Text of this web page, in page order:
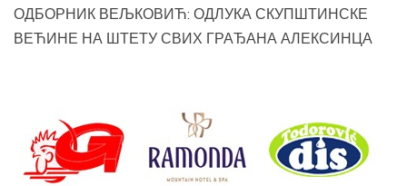
ОДБОРНИК ВЕЉКОВИЋ: ОДЛУКА СКУПШТИНСКЕ
ВЕЋИНЕ НА ШТЕТУ СВИХ ГРАЂАНА АЛЕКСИНЦА